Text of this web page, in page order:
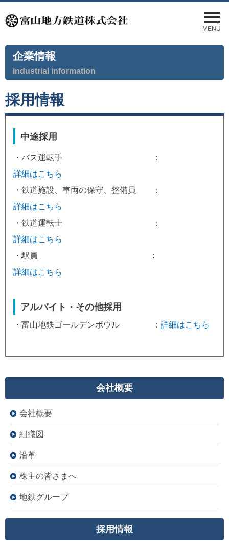
メ
ニ
ュ
ー
MENU
企業情報
industrial information
採用情報
中途採用
・バス運転手 ：
詳細はこちら
・鉄道施設、車両の保守、整備員 ：
詳細はこちら
・鉄道運転士 ：
詳細はこちら
・駅員 :
詳細はこちら
アルバイト・その他採用
・富山地鉄ゴールデンボウル ： 詳細はこちら
会社概要
会社概要
組織図
沿革
株主の皆さまへ
地鉄グループ
採用情報